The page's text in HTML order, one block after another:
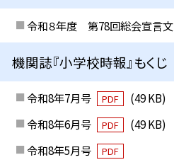
令和８年度 第78回総会宣言文
機関誌『小学校時報』もくじ
令和8年7月号 PDF
(49 KB)
令和8年6月号
PDF
(49 KB)
令和8年5月号
PDF